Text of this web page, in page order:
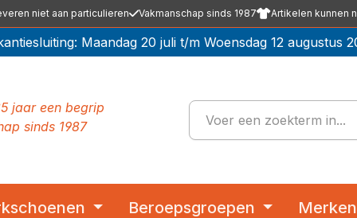
niet aan particulieren Vakmanschap sinds 1987 Artikelen kunnen
Maandag 20 juli t/m Woensdag 12 augustus
jaar een begrip
sinds 1987
Beroepsgroepen Merken